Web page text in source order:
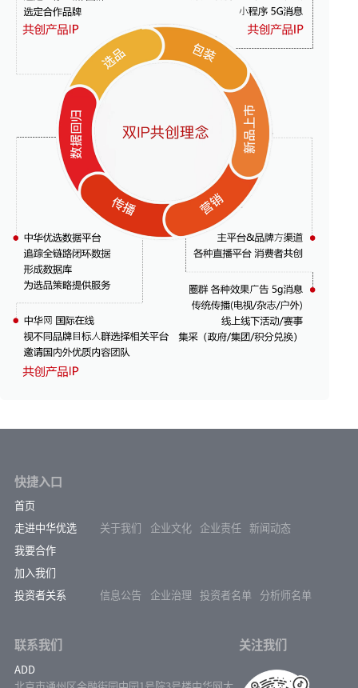
快捷入口
首页
走进中华优选
关于我们 企业文化 企业责任 新闻动态
我要合作
加入我们
投资者关系
信息公告 企业治理 投资者名单 分析师名单
联系我们
ADD
关注我们